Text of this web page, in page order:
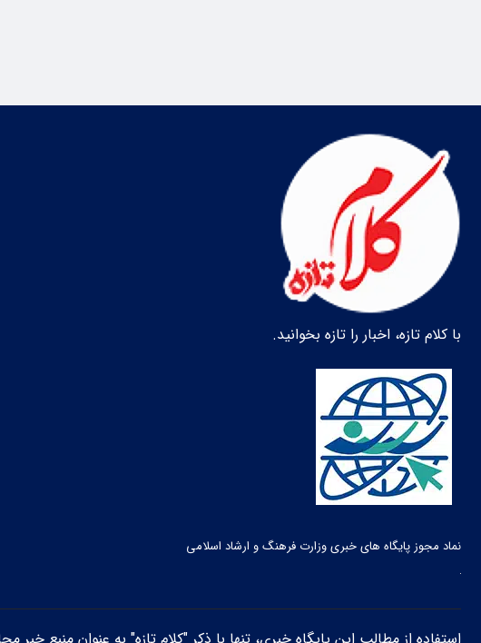
با کلام تازه، اخبار را تازه بخوانید.
نماد مجوز پایگاه های خبری وزارت فرهنگ و ارشاد اسلامی